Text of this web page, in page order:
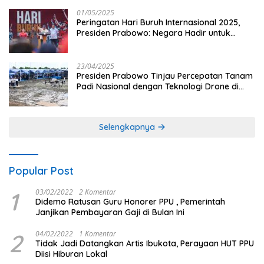
01/05/2025
Peringatan Hari Buruh Internasional 2025,
Presiden Prabowo: Negara Hadir untuk
23/04/2025
Presiden Prabowo Tinjau Percepatan Tanam
Padi Nasional dengan Teknologi Drone di
Selengkapnya
Popular Post
1 03/02/2022 2 Komentar
Didemo Ratusan Guru Honorer PPU , Pemerintah
Janjikan Pembayaran Gaji di Bulan Ini
2 04/02/2022 1 Komentar
Tidak Jadi Datangkan Artis Ibukota, Perayaan HUT PPU
Diisi Hiburan Lokal